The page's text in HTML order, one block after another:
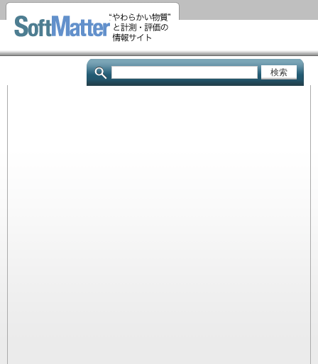
イ
コ
ン
テ